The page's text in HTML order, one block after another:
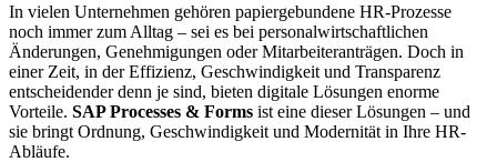
In vielen Unternehmen gehören papiergebundene HR-Prozesse
noch immer zum Alltag – sei es bei personalwirtschaftlichen
Änderungen, Genehmigungen oder Mitarbeiteranträgen. Doch in
einer Zeit, in der Effizienz, Geschwindigkeit und Transparenz
entscheidender denn je sind, bieten digitale Lösungen enorme
Vorteile. SAP Processes & Forms ist eine dieser Lösungen – und
sie bringt Ordnung, Geschwindigkeit und Modernität in Ihre HR-
Abläufe.